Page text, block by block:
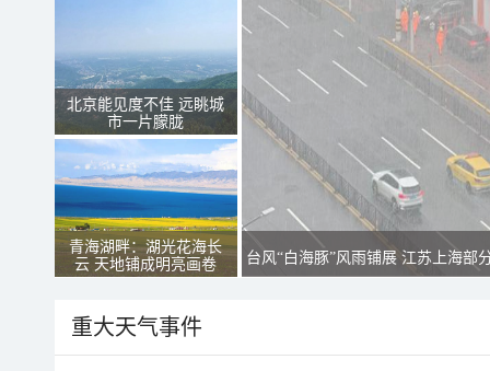
北京能见度不佳 远眺城
市一片朦胧
青海湖畔：湖光花海长
云 天地铺成明亮画卷
台风“白海豚”风雨铺展 江苏上海部
重大天气事件